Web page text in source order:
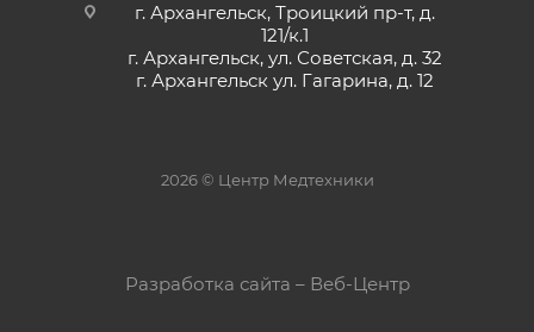
г. Архангельск, Троицкий пр-т, д.
121/к.1
г. Архангельск, ул. Советская, д. 32
г. Архангельск ул. Гагарина, д. 12
2026 © Центр Медтехники
Разработка сайта – Веб-Центр